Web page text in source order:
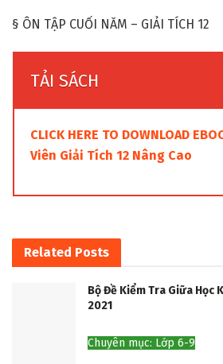
§ ÔN TẬP CUỐI NĂM – GIẢI TÍCH 12
TẢI SÁCH
CLICK HERE TO DOWNLOAD
Viên Giải Tích 12 Nâng Cao
Related Posts
Bộ Đề Kiểm Tra Giữa Học
2021
Chuyên mục: Lớp 6-9